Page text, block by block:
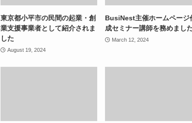
東京都小平市の民間の起業・創
業支援事業者として紹介されま
した
August 19, 2024
BusiNest主催ホームページ
成セミナー講師を務めまし
March 12, 2024